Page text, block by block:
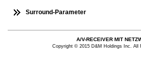
Surround-Parameter
A/V-RECEIVER MIT
Copyright © 2015 D&M Holdings Inc. All